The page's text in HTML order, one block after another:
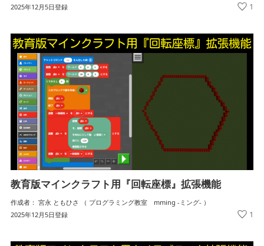
2025年12月5日登録
1
教育版マインクラフト用『回転座標』拡張機能
作成者： 宮永 ともひさ （ プログラミング教室 mming -ミング- ）
2025年12月5日登録
1